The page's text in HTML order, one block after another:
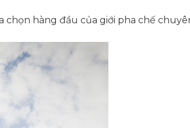
chọn hàng đầu của giới pha chế